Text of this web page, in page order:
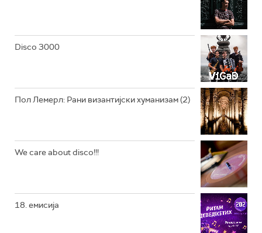
РАДИО ЏЕЗЕР
Disco 3000
Пол Лемерл: Рани византијски хуманизам (2)
We care about disco!!!
18. емисија